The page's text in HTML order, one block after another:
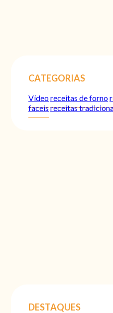
CATEGORIAS
Vídeoreceitas de forno
faceisreceitas
DESTAQUES